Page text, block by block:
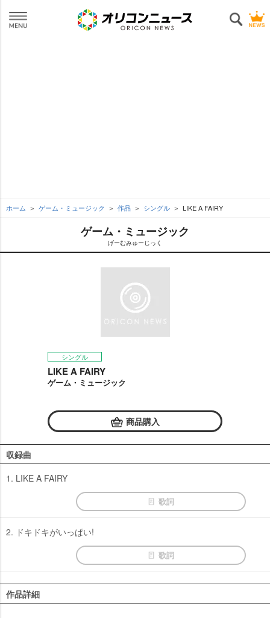
ホーム ゲーム・ミュージック 作品 シングル LIKE A FAIRY
ゲーム・ミュージック
げーむみゅーじっく
シングル
LIKE A FAIRY
ゲーム・ミュージック
商品購入
収録曲
1. LIKE A FAIRY
歌詞
2. ドキドキがいっぱい!
歌詞
作品詳細